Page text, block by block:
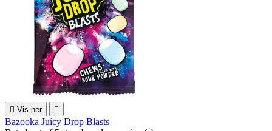
 Vis her 
Bazooka Juicy Drop Blasts